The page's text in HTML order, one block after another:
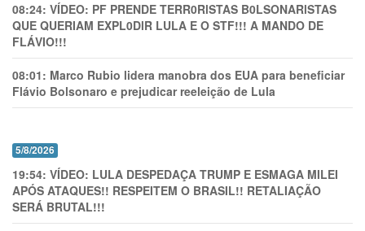
08:24: VÍDEO: PF PRENDE TERR0RlSTAS B0LSONARlSTAS
QUE QUERIAM EXPL0DlR LULA E O STF!!! A MANDO DE
FLÁVIO!!!
08:01: Marco Rubio lidera manobra dos EUA para beneficiar
Flávio Bolsonaro e prejudicar reeleição de Lula
5/8/2026
19:54: VÍDEO: LULA DESPEDAÇA TRUMP E ESMAGA MILEI
APÓS ATAQUES!! RESPEITEM O BRASIL!! RETALIAÇÃO
SERÁ BRUTAL!!!